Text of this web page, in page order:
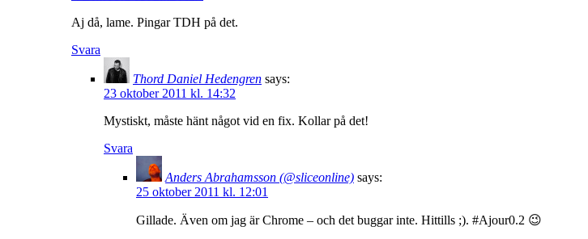
Aj då, lame. Pingar TDH på det.
Svara
Thord Daniel Hedengren says:
23 oktober 2011 kl. 14:32
Mystiskt, måste hänt något vid en fix. Kollar på det!
Svara
Anders Abrahamsson (@sliceonline) says:
25 oktober 2011 kl. 12:01
Gillade. Även om jag är Chrome – och det buggar inte. Hittills ;). #Ajour0.2 😉